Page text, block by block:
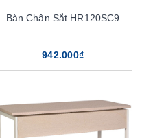
Bàn Chân Sắt HR120SC9
942.000₫